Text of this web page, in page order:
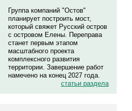
Группа компаний "Остов"
планирует построить мост,
который свяжет Русский остров
с островом Елены. Переправа
станет первым этапом
масштабного проекта
комплексного развития
территории. Завершение работ
намечено на конец 2027 года.
статьи раздела